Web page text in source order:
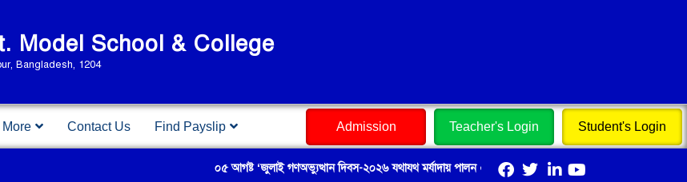
Model School & College
Bangladesh, 1204
More Contact Us Find Payslip Admission Teacher's Login Student's Login
০৫ আগষ্ট ‘জুলাই গণঅভ্যুত্থান দিবস-২০২৬ যথাযথ মর্যাদায় পালন এবং এ লক্ষ্যে বিভিন্ন প্রতিযোগিতায় শিক্ষার্থীদের অংশগ্রহণ।